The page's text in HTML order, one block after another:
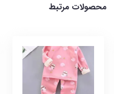
محصولات مرتبط